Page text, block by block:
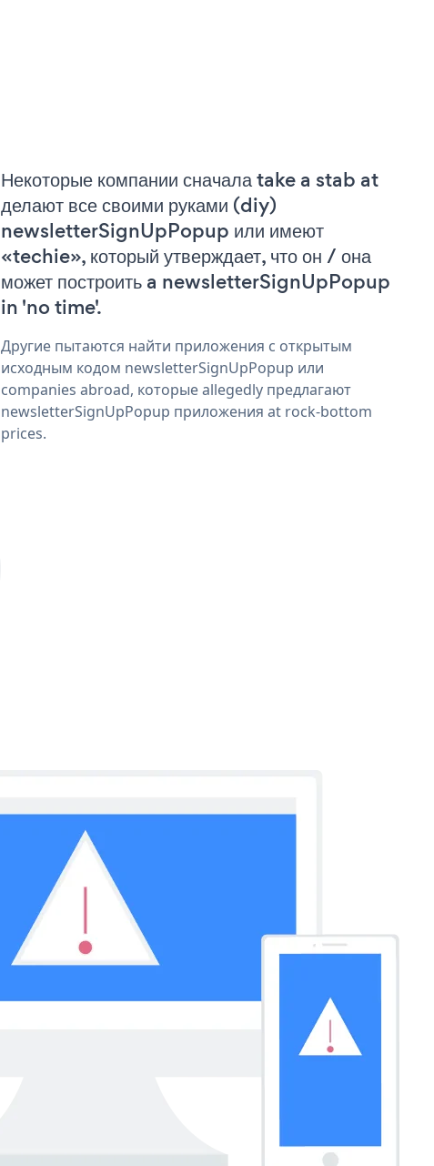
Некоторые компании сначала take a stab at
делают все своими руками (diy)
newsletterSignUpPopup или имеют
«techie», который утверждает, что он / она
может построить a newsletterSignUpPopup
in 'no time'.
Другие пытаются найти приложения с открытым
исходным кодом newsletterSignUpPopup или
companies abroad, которые allegedly предлагают
newsletterSignUpPopup приложения at rock-bottom
prices.